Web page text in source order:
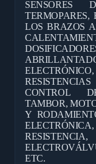
SENSORES
LOS BRAZOS
CONTROL
TAMBOR,
Y
ETC.